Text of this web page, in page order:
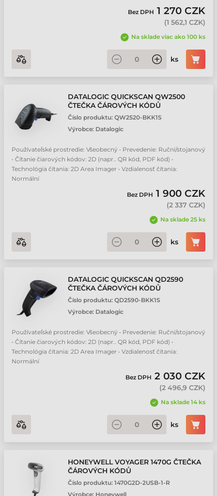
Zebra DS2208 čtečka čárových kódů
Zebra DS4608 čtečka čárových kódů
Zebra DS4608 DPE čtečka čárových kódů
Zebra DS8108 čtečka čárových kódů
Zebra DS8208 čtečka čárových kódů
Zebra DS9908 čtečka čárových kódů
Bez DPH 1 270 CZK
(1 562,1 CZK)
Na sklade viac ako 100 ks
ks
DATALOGIC QUICKSCAN QW2500
ČTEČKA ČÁROVÝCH KÓDŮ
Číslo produktu: QW2520-BKK1S
Výrobce: Datalogic
Používateľské prostredie: Všeobecný • Prevedenie: Ruční/stojanový
• Čítanie čiarových kódov: 2D (napr.. QR kód, PDF kód) •
Technológia čítania: 2D Area Imager • Vzdialenosť čítania:
Normální
Bez DPH 1 900 CZK
(2 337 CZK)
Na sklade 25 ks
ks
DATALOGIC QUICKSCAN QD2590
ČTEČKA ČÁROVÝCH KÓDŮ
Číslo produktu: QD2590-BKK1S
Výrobce: Datalogic
Používateľské prostredie: Všeobecný • Prevedenie: Ruční/stojanový
• Čítanie čiarových kódov: 2D (napr.. QR kód, PDF kód) •
Technológia čítania: 2D Area Imager • Vzdialenosť čítania:
Normální
Bez DPH 2 030 CZK
(2 496,9 CZK)
Na sklade 14 ks
ks
HONEYWELL VOYAGER 1470G ČTEČKA
ČÁROVÝCH KÓDŮ
Číslo produktu: 1470G2D-2USB-1-R
Výrobce: Honeywell